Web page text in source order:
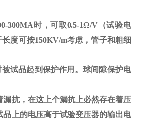
300MA 时，可取0.5-1Ω/V（试验电
长度可按150KV/m考虑，管子和粗细
被试品起到保护作用。球间隙保护电
抗，在这上个漏抗上必然存在着压
上的电压高于试验变压器的输出电